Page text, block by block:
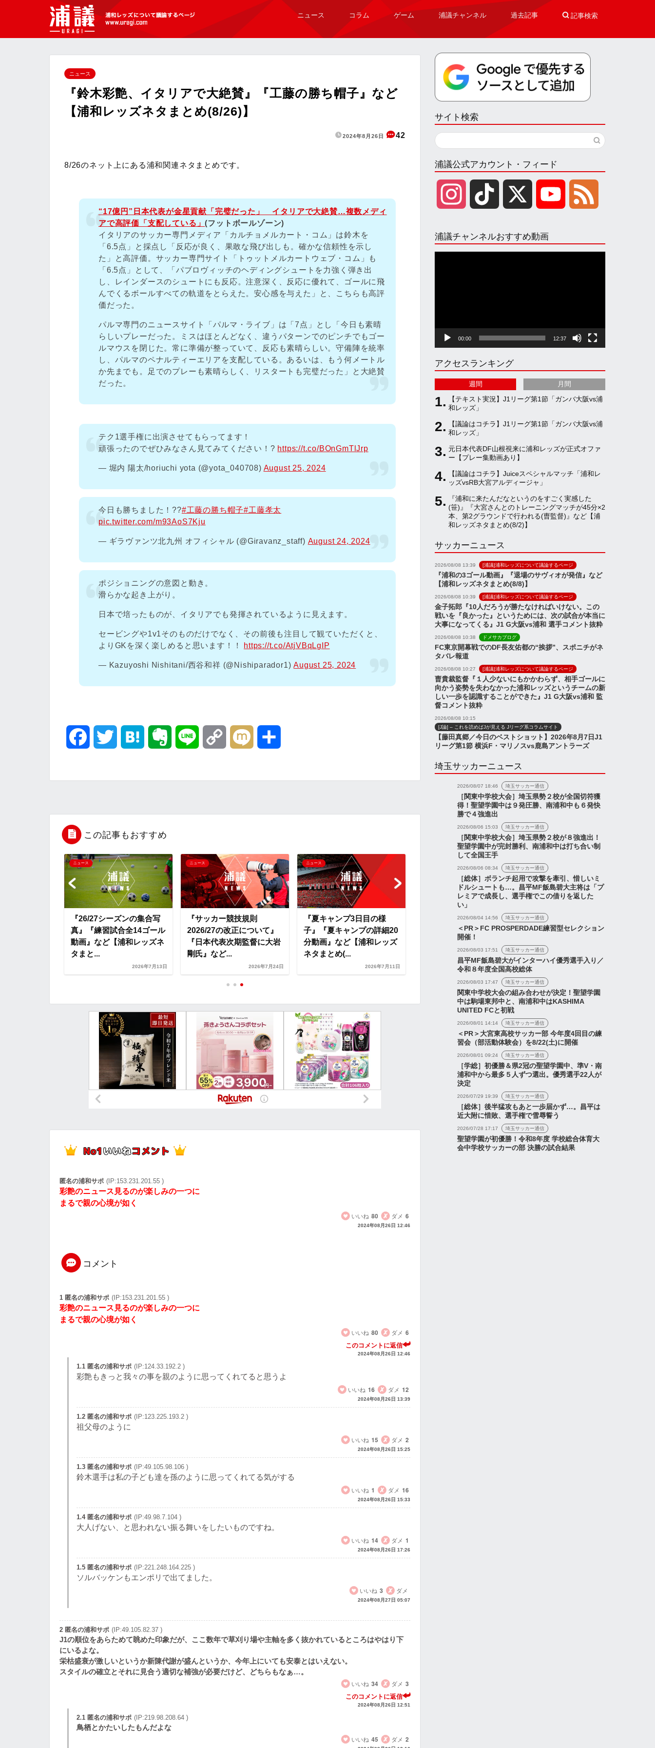
[浦議]浦和レッズについて議論するペ
ニュース コラム ゲーム 浦議チャンネル 過去記事  記事検索
ニュース
『鈴木彩艶、イタリアで大絶賛』『工藤の勝ち帽子』など
【浦和レッズネタまとめ(8/26)】
2024年8月26日 42
8/26のネット上にある浦和関連ネタまとめです。
“17億円”日本代表が金星貢献「完璧だった」 イタリアで大絶賛…複数メディ
アで高評価「支配している」(フットボールゾーン)
イタリアのサッカー専門メディア「カルチョメルカート・コム」は鈴木を
「6.5点」と採点し「反応が良く、果敢な飛び出しも。確かな信頼性を示し
た」と高評価。サッカー専門サイト「トゥットメルカートウェブ・コム」も
「6.5点」として、「パブロヴィッチのヘディングシュートを力強く弾き出
し、レインダースのシュートにも反応。注意深く、反応に優れて、ゴールに飛
んでくるボールすべての軌道をとらえた。安心感を与えた」と、こちらも高評
価だった。
パルマ専門のニュースサイト「パルマ・ライブ」は「7点」とし「今日も素晴
らしいプレーだった。ミスはほとんどなく、違うパターンでのピンチでもゴー
ルマウスを閉じた。常に準備が整っていて、反応も素晴らしい。守備陣を統率
し、パルマのペナルティーエリアを支配している。あるいは、もう何メートル
か先までも。足でのプレーも素晴らしく、リスタートも完璧だった」と大絶賛
だった。
テク1選手権に出演させてもらってます！
頑張ったのでぜひみなさん見てみてください！? https://t.co/BOnGmTlJrp
— 堀内 陽太/horiuchi yota (@yota_040708) August 25, 2024
今日も勝ちました！??#工藤の勝ち帽子#工藤孝太
pic.twitter.com/m93AoS7Kju
— ギラヴァンツ北九州 オフィシャル (@Giravanz_staff) August 24, 2024
ポジショニングの意図と動き。
滑らかな起き上がり。
日本で培ったものが、イタリアでも発揮されているように見えます。
セービングや1v1そのものだけでなく、その前後も注目して観ていただくと、
よりGKを深く楽しめると思います！！
https://t.co/AtjVBqLgIP
— Kazuyoshi Nishitani/西谷和祥 (@Nishiparador1)August 25, 2024
b
o
k
t
e
r
n
a o
e
i
n
k
この記事もおすすめ
ニュース
『26/27シーズンの集合写
真』『練習試合全14ゴール
動画』など【浦和レッズネ
タまと...
2026年7月13日
ニュース
『サッカー競技規則
2026/27の改正について』
『日本代表次期監督に大岩
剛氏』など...
2026年7月24日
ニュース
『夏キャンプ3日目の様
子』『夏キャンプの詳細20
分動画』など【浦和レッズ
ネタまとめ(...
2026年7月11日
『26/27シーズンの集合写
真』『練習試合全14ゴール
動画』など【浦和レッズネ
2026年7月13日
ニュース
『サッカー競技規則
2026/27の改正について』
剛氏』など...
匿名の浦和サポ (IP:153.231.201.55 )
彩艶のニュース見るのが楽しみの一つに
まるで親の心境が如く
いいね 80 ダメ 6
2024年08月26日 12:46
コメント
1 匿名の浦和サポ (IP:153.231.201.55 )
彩艶のニュース見るのが楽しみの一つに
まるで親の心境が如く
いいね 80 ダメ 6
このコメントに返信
2024年08月26日 12:46
1.1 匿名の浦和サポ (IP:124.33.192.2 )
彩艶もきっと我々の事を親のように思ってくれてると思うよ
いいね 16 ダメ 12
2024年08月26日 13:39
1.2 匿名の浦和サポ (IP:123.225.193.2 )
祖父母のように
いいね 15 ダメ 2
2024年08月26日 15:25
1.3 匿名の浦和サポ (IP:49.105.98.106 )
鈴木選手は私の子ども達を孫のように思ってくれてる気がする
いいね 1 ダメ 16
2024年08月26日 15:33
1.4 匿名の浦和サポ (IP:49.98.7.104 )
大人げない、と思われない振る舞いをしたいものですね。
いいね 14 ダメ 1
2024年08月26日 17:26
1.5 匿名の浦和サポ (IP:221.248.164.225 )
ソルバッケンもエンポリで出てました。
いいね 3 ダメ
2024年08月27日 05:07
2 匿名の浦和サポ (IP:49.105.82.37 )
J1の順位をあらためて眺めた印象だが、ここ数年で草刈り場や主軸を多く抜かれているところはやはり下
にいるよな。
栄枯盛衰が激しいというか新陳代謝が盛んというか、今年上にいても安泰とはいえない。
スタイルの確立とそれに見合う適切な補強が必要だけど、どちらもなぁ…。
いいね 34 ダメ 3
このコメントに返信
2024年08月26日 12:51
2.1 匿名の浦和サポ (IP:219.98.208.64 )
鳥栖とかたいしたもんだよな
いいね 45 ダメ 2
サイト検索
浦議公式アカウント・フィード
s
g
r
a
m
k
k
u
b
e
C
h
n
l
e
浦議チャンネルおすすめ動画
00:00 12:37
アクセスランキング
週間 月間
【テキスト実況】J1リーグ第1節「ガンバ大阪vs浦
和レッズ」
【議論はコチラ】J1リーグ第1節「ガンバ大阪vs浦
和レッズ」
元日本代表DF山根視来に浦和レッズが正式オファ
ー【プレー集動画あり】
【議論はコチラ】Juiceスペシャルマッチ「浦和レ
ッズvsRB大宮アルディージャ」
『浦和に来たんだなというのをすごく実感した
(笹)』『大宮さんとのトレーニングマッチが45分×2
本、第2グラウンドで行われる(曺監督)』など【浦
和レッズネタまとめ(8/2)】
サッカーニュース
2026/08/08 13:39 [浦議]浦和レッズについて議論するページ
『浦和の3ゴール動画』『退場のサヴィオが発信』など
【浦和レッズネタまとめ(8/8)】
2026/08/08 10:39 [浦議]浦和レッズについて議論するページ
金子拓郎『10人だろうが勝たなければいけない。この
戦いを『良かった』というためには、次の試合が本当に
大事になってくる』J1 G大阪vs浦和 選手コメント抜粋
2026/08/08 10:38 ドメサカブログ
FC東京開幕戦でのDF長友佑都の“挨拶”、スポニチがネ
タバレ報道
2026/08/08 10:27 [浦議]浦和レッズについて議論するページ
曺貴裁監督『１人少ないにもかかわらず、相手ゴールに
向かう姿勢を失わなかった浦和レッズというチームの新
しい一歩を認識することができた』J1 G大阪vs浦和 監
督コメント抜粋
2026/08/08 10:15
[J論] – これを読めばJが見える Jリーグ系コラムサイト
【藤田真郷／今日のベストショット】2026年8月7日J1
リーグ第1節 横浜F・マリノスvs鹿島アントラーズ
埼玉サッカーニュース
2026/08/07 18:46 埼玉サッカー通信
［関東中学校大会］埼玉県勢２校が全国切符獲
得！聖望学園中は９発圧勝、南浦和中も６発快
勝で４強進出
2026/08/06 15:03 埼玉サッカー通信
［関東中学校大会］埼玉県勢２校が８強進出！
聖望学園中が完封勝利、南浦和中は打ち合い制
して全国王手
2026/08/06 08:34 埼玉サッカー通信
［総体］ボランチ起用で攻撃を牽引、惜しいミ
ドルシュートも…。昌平MF飯島碧大主将は「プ
レミアで成長し、選手権でこの借りを返した
い」
2026/08/04 14:56 埼玉サッカー通信
＜PR＞FC PROSPERDADE練習型セレクション
開催！
2026/08/03 17:51 埼玉サッカー通信
昌平MF飯島碧大がインターハイ優秀選手入り／
令和８年度全国高校総体
2026/08/03 17:47 埼玉サッカー通信
関東中学校大会の組み合わせが決定！聖望学園
中は駒場東邦中と、南浦和中はKASHIMA
UNITED FCと初戦
2026/08/01 14:14 埼玉サッカー通信
＜PR＞大宮東高校サッカー部 今年度4回目の練
習会（部活動体験会）を8/22(土)に開催
2026/08/01 09:24 埼玉サッカー通信
［学総］初優勝＆県2冠の聖望学園中、準V・南
浦和中から最多５人ずつ選出。優秀選手22人が
決定
2026/07/29 19:39 埼玉サッカー通信
［総体］後半猛攻もあと一歩届かず…。昌平は
近大附に惜敗、選手権で雪辱誓う
2026/07/28 17:17 埼玉サッカー通信
聖望学園が初優勝！令和8年度 学校総合体育大
会中学校サッカーの部 決勝の試合結果